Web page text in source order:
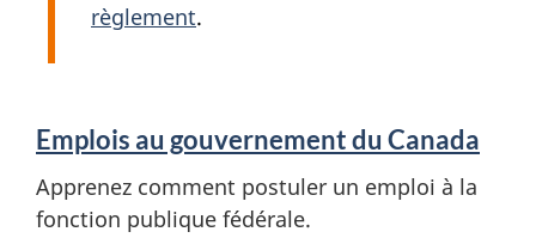
règlement.
S
e
Emplois au gouvernement du Canada
Apprenez comment postuler un emploi à la
fonction publique fédérale.